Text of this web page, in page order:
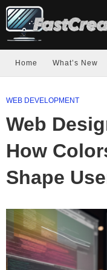
Home What’s New
WEB DEVELOPMENT
Web
How
Shape